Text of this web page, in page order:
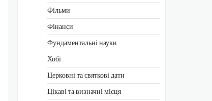
Фільми
Фінанси
Фундаментальні науки
Хобі
Церковні та святкові дати
Цікаві та визначні місця